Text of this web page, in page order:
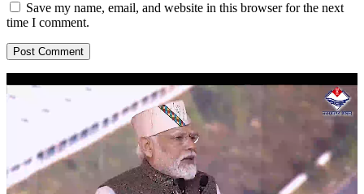
Save my name, email, and website in this browser for the next
time I comment.